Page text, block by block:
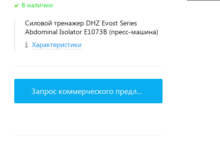
В наличии
Силовой тренажер DHZ Evost Series
Abdominal Isolator E1073B (пресс-машина)
Характеристики
Запрос коммерческого предложения